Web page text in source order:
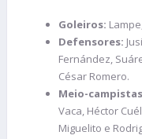
Goleiros:
Defensores:
Fernández,
César Romero.
Meio-
Vaca, Héctor
Miguelito e